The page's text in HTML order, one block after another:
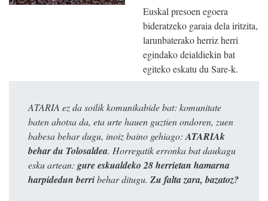
Euskal presoen egoera
bideratzeko garaia dela iritzita,
larunbaterako herriz herri
egindako deialdiekin bat
egiteko eskatu du Sare-k.
ATARIA ez da soilik komunikabide bat: komunitate
baten ahotsa da, eta urte hauen guztien ondoren, zuen
babesa behar dugu, inoiz baino gehiago:ATARIAk
behar du Tolosaldea. Horregatik erronka bat daukagu
esku artean: gure eskualdeko 28 herrietan hamarna
harpidedun berribehar ditugu. Zu falta zara, bazatoz?